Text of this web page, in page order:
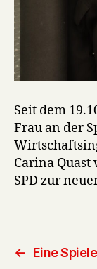
Seit dem
Frau an der
Carina
SPD zur
←
Eine